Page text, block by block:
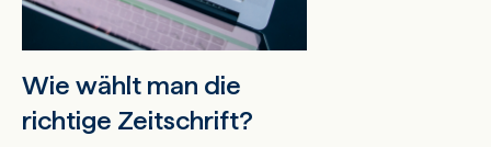
Wie wählt man die
richtige Zeitschrift?